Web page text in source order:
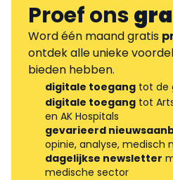
Proef ons
Word één maand gratis
ontdek alle unieke
bieden hebben.
digitale toegang tot de
digitale toegang tot
en AK Hospitals
gevarieerd
opinie, analyse, medisch
dagelijkse newsletter
medische sector